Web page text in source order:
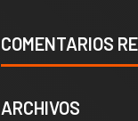
COMENTARIOS
ARCHIVOS